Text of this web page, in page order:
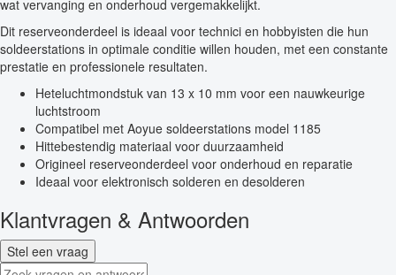
wat vervanging en onderhoud vergemakkelijkt.
Dit reserveonderdeel is ideaal voor technici en hobbyisten die hun
soldeerstations in optimale conditie willen houden, met een constante
prestatie en professionele resultaten.
Heteluchtmondstuk van 13 x 10 mm voor een nauwkeurige
luchtstroom
Compatibel met Aoyue soldeerstations model 1185
Hittebestendig materiaal voor duurzaamheid
Origineel reserveonderdeel voor onderhoud en reparatie
Ideaal voor elektronisch solderen en desolderen
Klantvragen & Antwoorden
Stel een vraag